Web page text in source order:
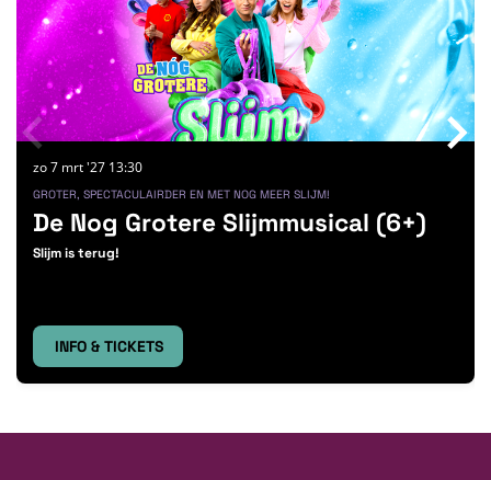
De Nog Grotere Slijmmusical (6+)
Slijm is terug!
GROTER, SPECTACULAIRDER EN MET NOG MEER SLIJM!
zo 7 mrt '27 13:30
INFO & TICKETS